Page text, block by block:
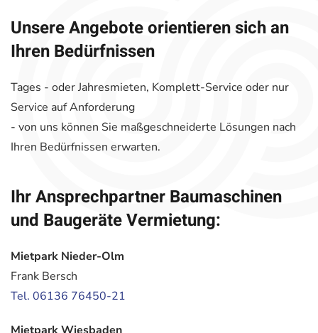
Unsere Angebote orientieren sich an
Ihren Bedürfnissen
Tages - oder Jahresmieten, Komplett-Service oder nur
Service auf Anforderung
- von uns können Sie maßgeschneiderte Lösungen nach
Ihren Bedürfnissen erwarten.
Ihr Ansprechpartner Baumaschinen
und Baugeräte Vermietung:
Mietpark Nieder-Olm
Frank Bersch
Tel. 06136 76450-21